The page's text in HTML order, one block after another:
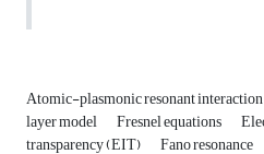
Atomic-plasmonic resonant interaction
layer model Fresnel equations
transparency (EIT) Fano resonance